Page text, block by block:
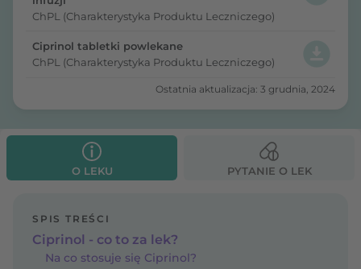
ChPL (Charakterystyka Produktu Leczniczego)
Ciprinol tabletki powlekane
ChPL (Charakterystyka Produktu Leczniczego)
Ostatnia aktualizacja: 3 grudnia, 2024
O LEKU PYTANIE O LEK
SPIS TREŚCI
Ciprinol - co to za lek?
Na co stosuje się Ciprinol?